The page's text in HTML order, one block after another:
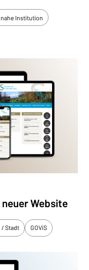
Institution
Website
/ Stadt GOViS